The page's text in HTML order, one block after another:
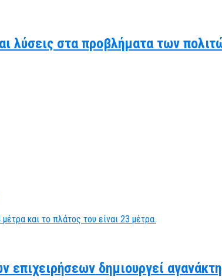
λύσεις στα προβλήματα των
δημιουργεί